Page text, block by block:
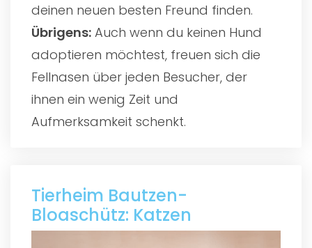
deinen neuen besten Freund finden.
Übrigens: Auch wenn du keinen Hund
adoptieren möchtest, freuen sich die
Fellnasen über jeden Besucher, der
ihnen ein wenig Zeit und
Aufmerksamkeit schenkt.
Tierheim Bautzen-
Bloaschütz: Katzen